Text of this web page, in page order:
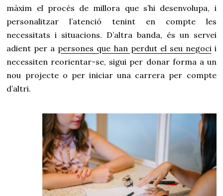
màxim el procés de millora que s’hi desenvolupa, i
personalitzar l’atenció tenint en compte les
necessitats i situacions. D’altra banda, és un servei
adient per a persones que han perdut el seu negoci i
necessiten reorientar-se, sigui per donar forma a un
nou projecte o per iniciar una carrera per compte
d’altri.